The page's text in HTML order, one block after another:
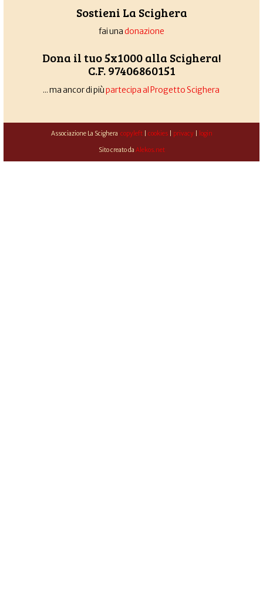
Sostieni La Scighera
fai unadonazione
Dona il tuo 5x1000 alla Scighera!
C.F. 97406860151
... ma ancor di piùpartecipa al Progetto Scighera
Associazione La Scighera copyleft| cookies| privacy| login
Sito creato da Alekos.net